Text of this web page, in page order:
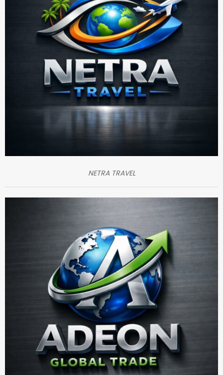
NETRA TRAVEL